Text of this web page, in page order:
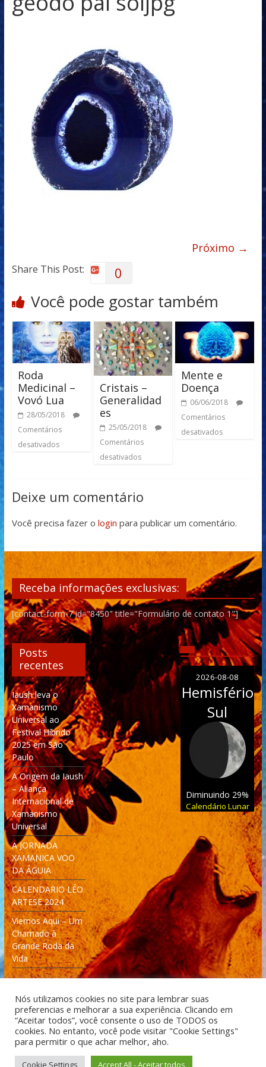
Próximo →
Share This Post: 0
Você pode gostar também
Roda
Medicinal –
Vovó Lua
28/05/2018
Comentários
desativados
Cristais –
Generalidad
es
25/05/2018
Comentários
desativados
Mente e
Doença
06/06/2018
Comentários
desativados
Deixe um comentário
Você precisa fazer o login para publicar um comentário.
Receba informações exclusivas:
[contact-form-7 id="8450" title="Formulário de contato 1"]
Posts
recentes
Iaush leva o
Xamanismo
Universal ao
Festival Híbrido
2025 em São
Paulo
A Origem da Iaush
– Aliança
Internacional de
Xamanismo
Universal
A JORNADA
XAMANICA VOO
DA ÁGUIA
CALENDARIO LÉO
ARTESE 2024
Viemos Aqui – Um
Chamado à
Grande Roda da
Vida
2026-08-08
Hemisfério
Sul
Diminuindo 29%
Calendário Lunar
Desenvolvido: Moleculas4D - Engenharia Espacial e
Tecnologia [moleculas4d.com.br]
Nós utilizamos cookies no site para lembrar suas
preferencias e melhorar a sua experiência. Clicando em
“Aceitar todos”, você consente o uso de TODOS os
cookies. No entanto, você pode visitar "Cookie Settings"
para permitir o que achar melhor, aho.
Cookie Settings Accept All - Aceitar todos